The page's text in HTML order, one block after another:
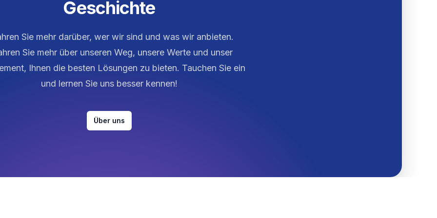
Geschichte
Sie mehr darüber, wer wir sind und was wir anbieten.
Sie mehr über unseren Weg, unsere Werte und unser
Ihnen die besten Lösungen zu bieten. Tauchen Sie ein
und lernen Sie uns besser kennen!
Über uns